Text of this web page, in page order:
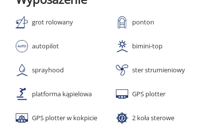
grot rolowany ponton
autopilot bimini-top
sprayhood ster strumieniowy
platforma kąpielowa GPS plotter
GPS plotter w kokpicie 2 koła sterowe